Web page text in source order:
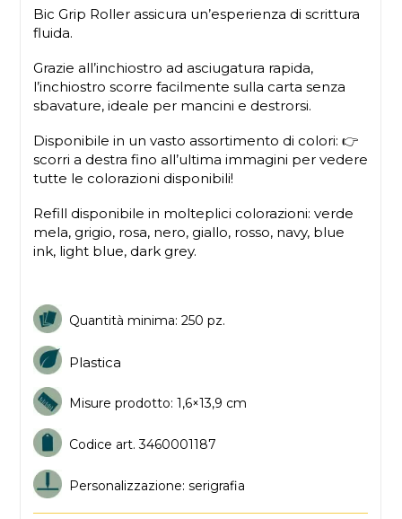
Bic Grip Roller assicura un’esperienza di scrittura
fluida.
Grazie all’inchiostro ad asciugatura rapida,
l’inchiostro scorre facilmente sulla carta senza
sbavature, ideale per mancini e destrorsi.
Disponibile in un vasto assortimento di colori: 👉
scorri a destra fino all’ultima immagini per vedere
tutte le colorazioni disponibili!
Refill disponibile in molteplici colorazioni: verde
mela, grigio, rosa, nero, giallo, rosso, navy, blue
ink, light blue, dark grey.
Quantità minima: 250 pz.
Plastica
Misure prodotto: 1,6×13,9 cm
Codice art. 3460001187
Personalizzazione: serigrafia